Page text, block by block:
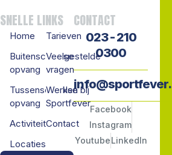
SNELLE LINKS
Home
Buitenschoolse
opvang
Tussenschoolse
opvang
Activiteiten
Locaties
Tarieven
Veelgestelde
vragen
Werken bij
Sportfever
Contact
CONTACT
023 - 210
0300
Facebook
Instagram
YoutubeLinkedIn